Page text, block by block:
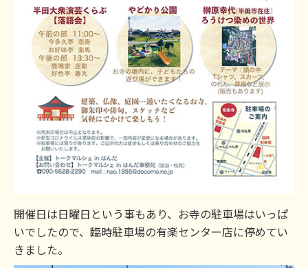
開催日は日曜日という事もあり、お寺の駐車場はいっぱ
いでしたので、臨時駐車場の有楽センター店に停めてい
きました。